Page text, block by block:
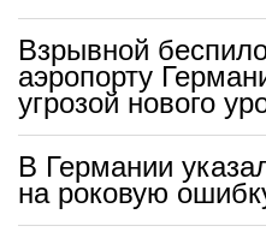
Взрывной
аэропорту
угрозой нового
В Германии
на роковую